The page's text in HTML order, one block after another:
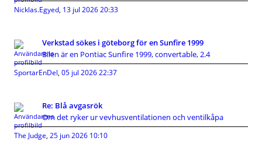
Nicklas.Egyed, 13 jul 2026 20:33
Verkstad sökes i göteborg för en Sunfire 1999
Bilen är en Pontiac Sunfire 1999, convertable, 2.4
SportarEnDel, 05 jul 2026 22:37
Re: Blå avgasrök
Om det ryker ur vevhusventilationen och ventilkåpa
The Judge, 25 jun 2026 10:10